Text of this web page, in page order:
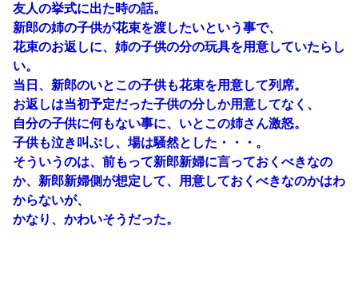
友人の挙式に出た時の話。
新郎の姉の子供が花束を渡したいという事で、
花束のお返しに、姉の子供の分の玩具を用意していたらし
い。
当日、新郎のいとこの子供も花束を用意して列席。
お返しは当初予定だった子供の分しか用意してなく、
自分の子供に何もない事に、いとこの姉さん激怒。
子供も泣き叫ぶし、場は騒然とした・・・。
そういうのは、前もって新郎新婦に言っておくべきなの
か、新郎新婦側が想定して、用意しておくべきなのかはわ
からないが、
かなり、かわいそうだった。